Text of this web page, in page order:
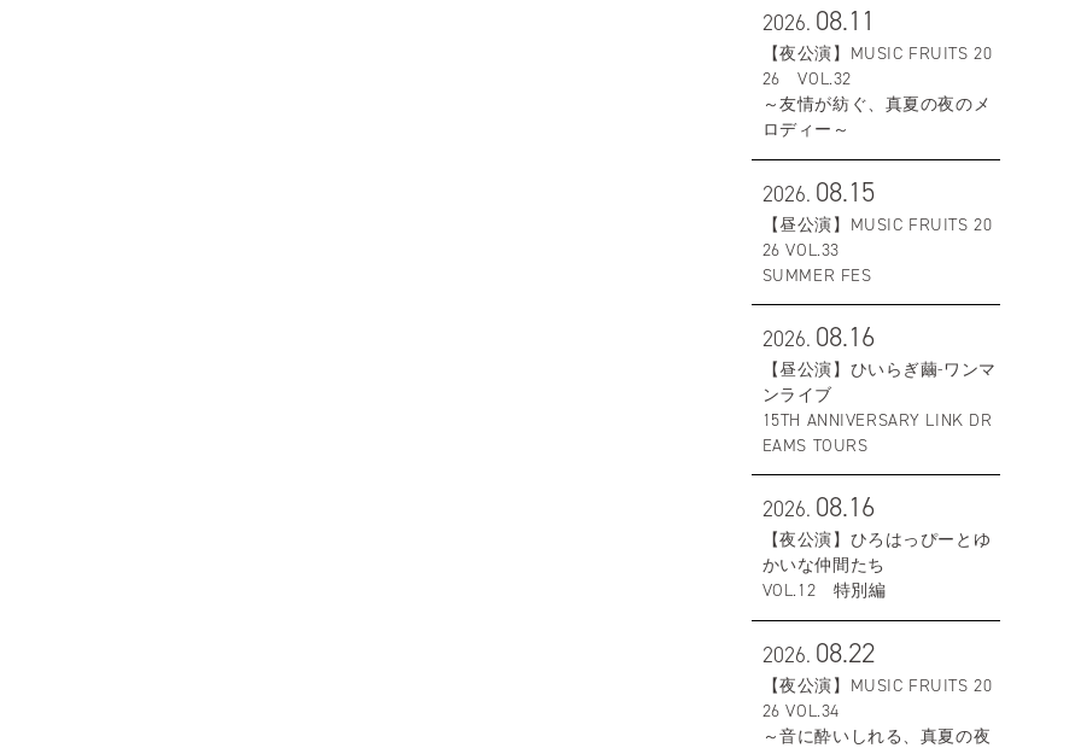
2026. 08.11
【夜公演】MUSIC FRUITS 20
26 VOL.32
～友情が紡ぐ、真夏の夜のメ
ロディー～
2026. 08.15
【昼公演】MUSIC FRUITS 20
26 VOL.33
SUMMER FES
2026. 08.16
【昼公演】ひいらぎ繭-ワンマ
ンライブ
15TH ANNIVERSARY LINK DR
EAMS TOURS
2026. 08.16
【夜公演】ひろはっぴーとゆ
かいな仲間たち
VOL.12 特別編
2026. 08.22
【夜公演】MUSIC FRUITS 20
26 VOL.34
～音に酔いしれる、真夏の夜